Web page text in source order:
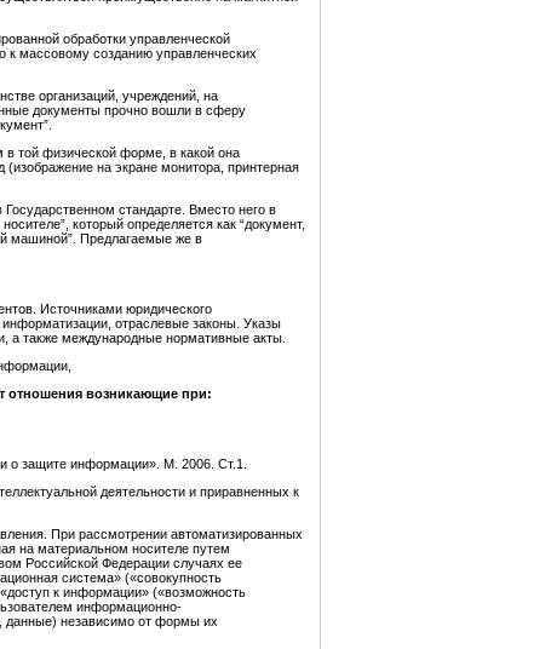
обработки управленческой
к массовому созданию управленческих
организаций, учреждений, на
документы прочно вошли в сферу
той физической форме, в какой она
на экране монитора, принтерная
стандарте. Вместо него в
который определяется как “документ,
машиной”. Предлагаемые же в
Источниками юридического
отраслевые законы. Указы
а также международные нормативные акты.
отношения возникающие при:
защите информации». М. 2006. Ст.1.
деятельности и приравненных к
При рассмотрении автоматизированных
на материальном носителе путем
Российской Федерации случаях ее
система» («совокупность
к информации» («возможность
информационно-
данные) независимо от формы их